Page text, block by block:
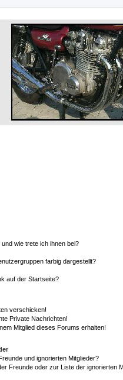
wie trete ich ihnen bei?
farbig dargestellt?
auf der Startseite?
verschicken!
Private Nachrichten!
Mitglied dieses Forums erhalten!
und ignorierten Mitglieder?
Freunde oder zur Liste der ignorierten